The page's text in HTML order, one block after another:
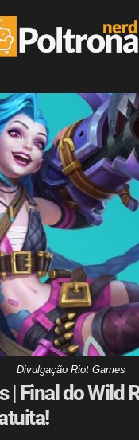
Divulgação Riot Games
| Final do Wild